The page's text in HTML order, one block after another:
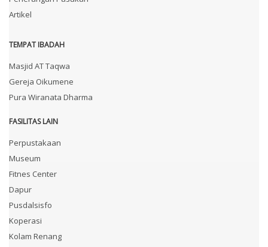
Artikel
TEMPAT IBADAH
Masjid AT Taqwa
Gereja Oikumene
Pura Wiranata Dharma
FASILITAS LAIN
Perpustakaan
Museum
Fitnes Center
Dapur
Pusdalsisfo
Koperasi
Kolam Renang